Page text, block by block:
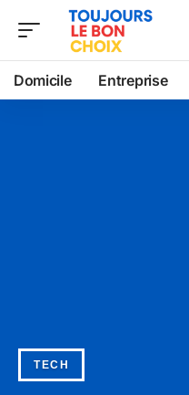
Domicile Entreprise
TECH